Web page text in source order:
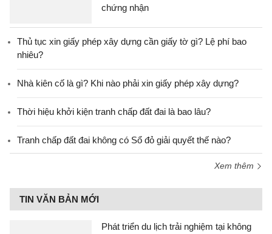
chứng nhận
Thủ tục xin giấy phép xây dựng cần giấy tờ gì? Lệ phí bao
nhiêu?
Nhà kiên cố là gì? Khi nào phải xin giấy phép xây dựng?
Thời hiệu khởi kiện tranh chấp đất đai là bao lâu?
Tranh chấp đất đai không có Sổ đỏ giải quyết thế nào?
Xem thêm
TIN VĂN BẢN MỚI
Phát triển du lịch trải nghiệm tại không